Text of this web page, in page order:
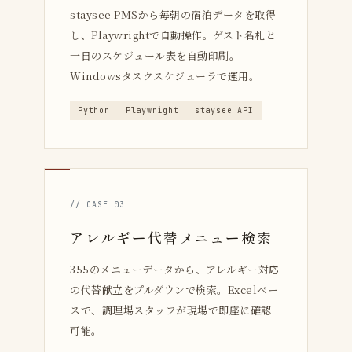
staysee PMSから毎朝の宿泊データを取得
し、Playwrightで自動操作。ゲスト名札と
一日のスケジュール表を自動印刷。
Windowsタスクスケジューラで運用。
Python Playwright staysee API
// CASE 03
アレルギー代替メニュー検索
355のメニューデータから、アレルギー対応
の代替献立をプルダウンで検索。Excelベー
スで、調理場スタッフが現場で即座に確認
可能。